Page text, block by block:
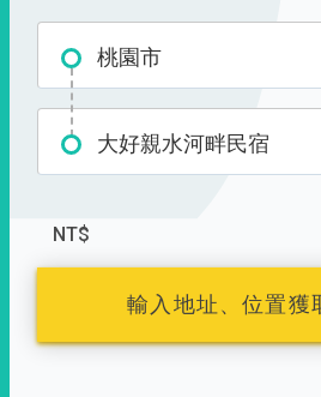
桃園市
大好親水河畔民宿
NT$
輸入地址、位置獲